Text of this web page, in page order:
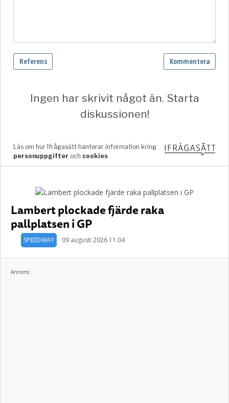
Lambert plockade fjärde raka
pallplatsen i GP
SPEEDWAY 09 augusti 2026 11.04
Annons: